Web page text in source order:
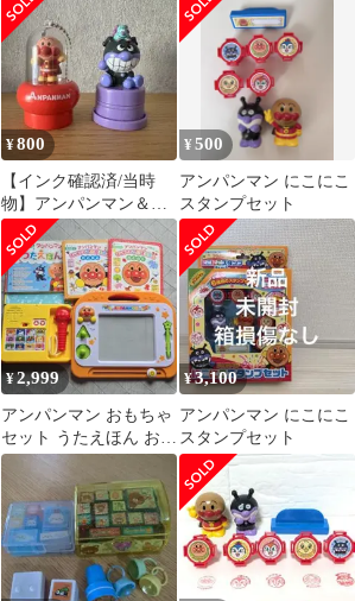
¥800
【インク確認済/当時
物】アンパンマン＆ば
いきんまん くるっポン
スタンプ 2点
¥500
アンパンマン にこにこ
スタンプセット
¥2,999
アンパンマン おもちゃ
セット うたえほん お絵
かきボード
¥3,100
アンパンマン にこにこ
スタンプセット